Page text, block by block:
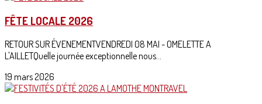
FÊTE LOCALE 2026
RETOUR SUR ÉVENEMENTVENDREDI 08 MAI - OMELETTE A
L'AILLETQuelle journée exceptionnelle nous...
19 mars 2026